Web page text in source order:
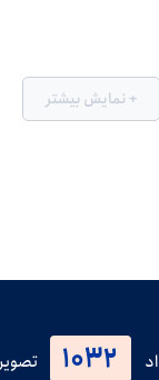
+ نمایش بیشتر
1032
تصویر